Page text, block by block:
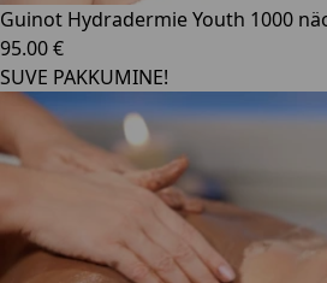
Guinot Hydradermie Youth 1000
95.00 €
SUVE PAKKUMINE!